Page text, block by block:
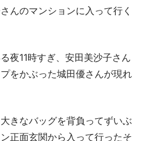
んのマンションに入って行く
夜11時すぎ、安田美沙子さん
をかぶった城田優さんが現れ
きなバッグを背負ってずいぶ
正面玄関から入って行ったそ